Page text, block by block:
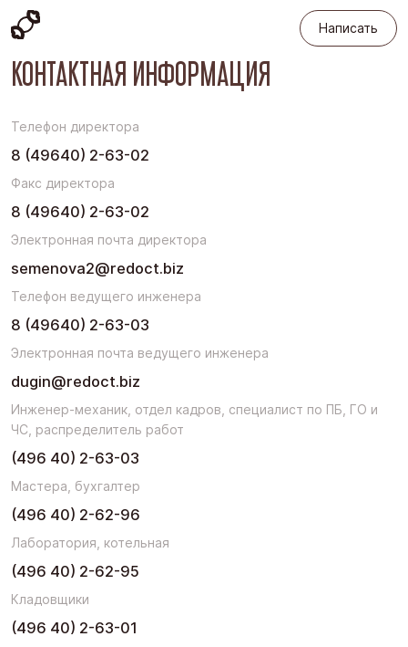
КОНТАКТНАЯ ИНФОРМАЦИЯ
Написать
Телефон директора
8 (49640) 2-63-02
Факс директора
8 (49640) 2-63-02
Электронная почта директора
semenova2@redoct.biz
Телефон ведущего инженера
8 (49640) 2-63-03
Электронная почта ведущего инженера
dugin@redoct.biz
Инженер-механик, отдел кадров, специалист по ПБ, ГО и
ЧС, распределитель работ
(496 40) 2-63-03
Мастера, бухгалтер
(496 40) 2-62-96
Лаборатория, котельная
(496 40) 2-62-95
Кладовщики
(496 40) 2-63-01